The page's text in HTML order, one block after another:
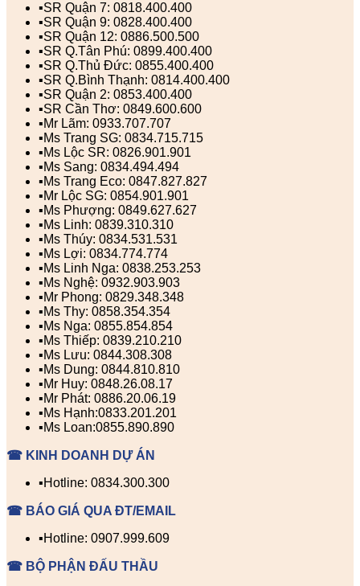
▪️SR Quận 7: 0818.400.400
▪️SR Quận 9: 0828.400.400
▪️SR Quận 12: 0886.500.500
▪️SR Q.Tân Phú: 0899.400.400
▪️SR Q.Thủ Đức: 0855.400.400
▪️SR Q.Bình Thạnh: 0814.400.400
▪️SR Quận 2: 0853.400.400
▪️SR Cần Thơ: 0849.600.600
▪️Mr Lãm: 0933.707.707
▪️Ms Trang SG: 0834.715.715
▪️Ms Lộc SR: 0826.901.901
▪️Ms Sang: 0834.494.494
▪️Ms Trang Eco: 0847.827.827
▪️Mr Lộc SG: 0854.901.901
▪️Ms Phượng: 0849.627.627
▪️Ms Linh: 0839.310.310
▪️Ms Thúy: 0834.531.531
▪️Ms Lợi: 0834.774.774
▪️Ms Linh Nga: 0838.253.253
▪️Ms Nghệ: 0932.903.903
▪️Mr Phong: 0829.348.348
▪️Ms Thy: 0858.354.354
▪️Ms Nga: 0855.854.854
▪️Ms Thiếp: 0839.210.210
▪️Ms Lưu: 0844.308.308
▪️Ms Dung: 0844.810.810
▪️Mr Huy: 0848.26.08.17
▪️Mr Phát: 0886.20.06.19
▪️Ms Hạnh:0833.201.201
▪️Ms Loan:0855.890.890
☎ KINH DOANH DỰ ÁN
▪️Hotline: 0834.300.300
☎ BÁO GIÁ QUA ĐT/EMAIL
▪️Hotline: 0907.999.609
☎ BỘ PHẬN ĐẤU THẦU